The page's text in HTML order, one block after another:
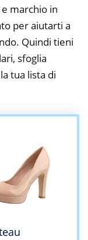
marchio in
per aiutarti a
Quindi tieni
sfoglia
tua lista di